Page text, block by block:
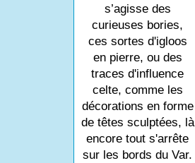
s’agisse des
curieuses bories,
ces sortes d'igloos
en pierre, ou des
traces d'influence
celte, comme les
décorations en forme
de têtes sculptées, là
encore tout s'arrête
sur les bords du Var.